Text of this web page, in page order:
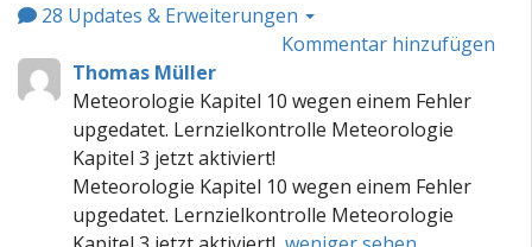
28 Updates & Erweiterungen
Kommentar hinzufügen
Thomas Müller
Meteorologie Kapitel 10 wegen einem Fehler
upgedatet. Lernzielkontrolle Meteorologie
Kapitel 3 jetzt aktiviert!
Meteorologie Kapitel 10 wegen einem Fehler
upgedatet. Lernzielkontrolle Meteorologie